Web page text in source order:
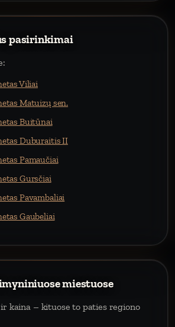
pasirinkimai
Viliai
Matuizų sen.
Buitūnai
Duburaitis II
Pamaučiai
Gursčiai
Pavambaliai
Gaubeliai
miestuose
kaina – kituose to paties regiono